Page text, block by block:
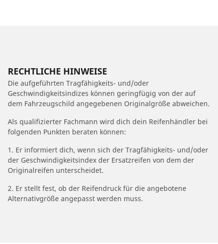
RECHTLICHE HINWEISE
Die aufgeführten Tragfähigkeits- und/oder
Geschwindigkeitsindizes können geringfügig von der auf
dem Fahrzeugschild angegebenen Originalgröße abweichen.
Als qualifizierter Fachmann wird dich dein Reifenhändler bei
folgenden Punkten beraten können:
1. Er informiert dich, wenn sich der Tragfähigkeits- und/oder
der Geschwindigkeitsindex der Ersatzreifen von dem der
Originalreifen unterscheidet.
2. Er stellt fest, ob der Reifendruck für die angebotene
Alternativgröße angepasst werden muss.